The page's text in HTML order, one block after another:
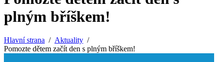
plným bříškem!
Hlavní strana
Aktuality
Pomozte dětem začít den s plným bříškem!